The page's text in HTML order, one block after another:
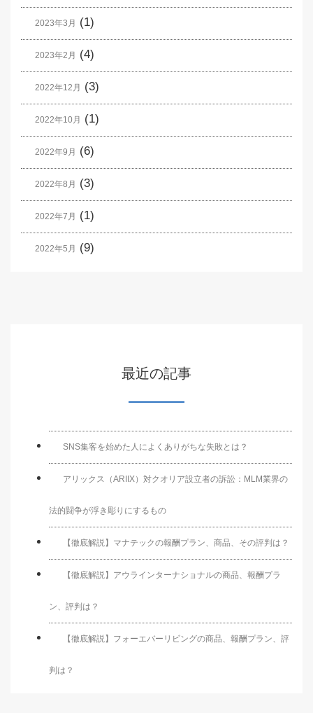
2023年3月 (1)
2023年2月 (4)
2022年12月 (3)
2022年10月 (1)
2022年9月 (6)
2022年8月 (3)
2022年7月 (1)
2022年5月 (9)
最近の記事
SNS集客を始めた人によくありがちな失敗とは？
アリックス（ARIIX）対クオリア設立者の訴訟：MLM業界の
法的闘争が浮き彫りにするもの
【徹底解説】マナテックの報酬プラン、商品、その評判は？
【徹底解説】アウラインターナショナルの商品、報酬プラ
ン、評判は？
【徹底解説】フォーエバーリビングの商品、報酬プラン、評
判は？